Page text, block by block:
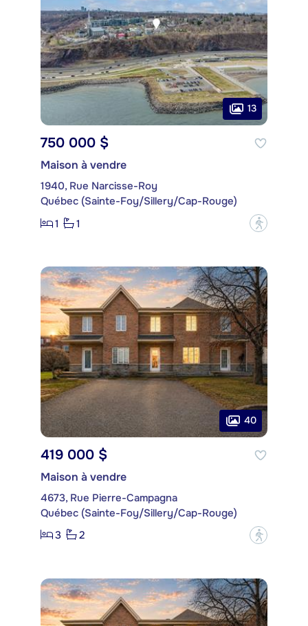
13
750 000 $
Maison à vendre
1940, Rue Narcisse-Roy
Québec (Sainte-Foy/Sillery/Cap-Rouge)
1
1 ?
40
419 000 $
Maison à vendre
4673, Rue Pierre-Campagna
Québec (Sainte-Foy/Sillery/Cap-Rouge)
3
2 ?